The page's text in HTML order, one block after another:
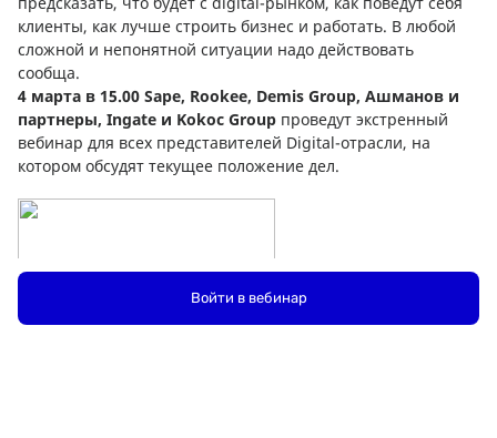
клиенты, как лучше строить бизнес и работать. В любой
сложной и непонятной ситуации надо действовать
сообща.
4 марта в 15.00 Sape, Rookee, Demis Group, Ашманов и
партнеры, Ingate и Kokoc Group проведут экстренный
вебинар для всех представителей Digital-отрасли, на
котором обсудят текущее положение дел.
Войти в вебинар